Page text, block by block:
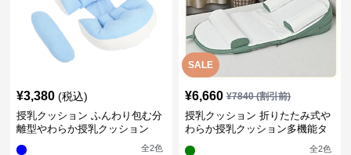
¥3,380 (税込)
授乳クッション ふんわり包む分
離型やわらか授乳クッション
全2色
SALE
¥6,660 ¥7840(割引前)
授乳クッション 折りたたみ式や
わらか授乳クッション多機能タ
全2色